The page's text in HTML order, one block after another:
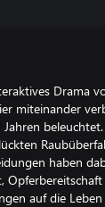
Drama
miteinander
haben
auf die